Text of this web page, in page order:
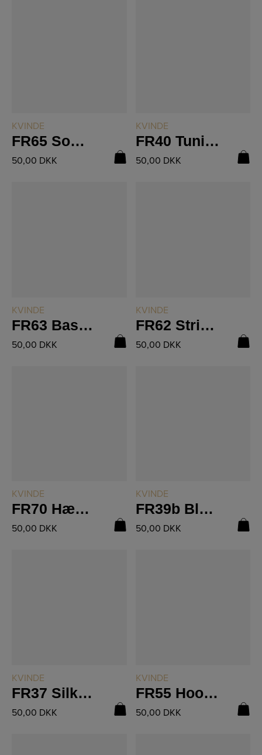
KVINDE
FR65 Sommertop med Striber
50,00 DKK
KVINDE
FR40 Tunika Med Snoninger
50,00 DKK
KVINDE
FR63 Basic T-shirt
50,00 DKK
KVINDE
FR62 Strikket Kort Vest
50,00 DKK
KVINDE
FR70 Hæklet blomsterbluse
50,00 DKK
KVINDE
FR39b Bluse Med Snoninger
50,00 DKK
KVINDE
FR37 Silke Bluse i Vævestrik
50,00 DKK
KVINDE
FR55 Hoodie
50,00 DKK